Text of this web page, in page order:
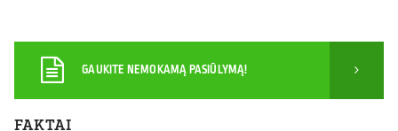
GAUKITE NEMOKAMĄ PASIŪLYMĄ!
FAKTAI